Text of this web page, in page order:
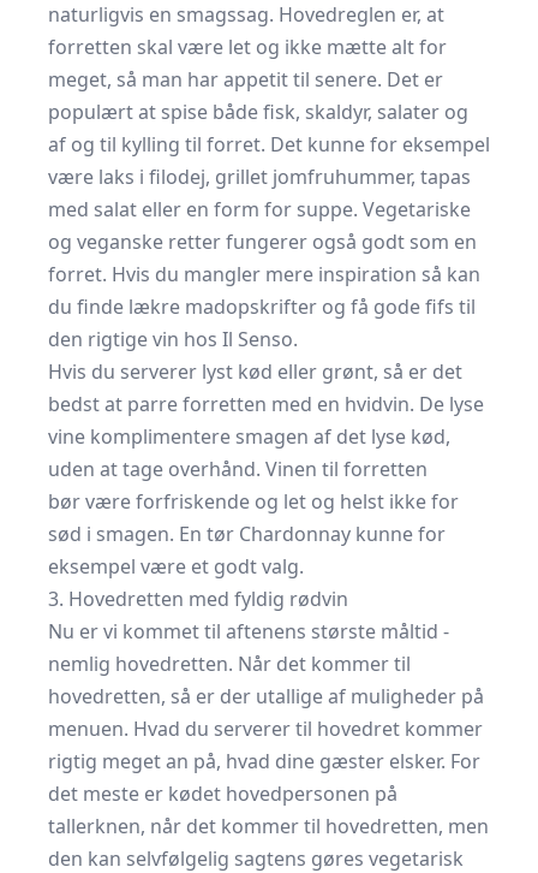
naturligvis en smagssag. Hovedreglen er, at
forretten skal være let og ikke mætte alt for
meget, så man har appetit til senere. Det er
populært at spise både fisk, skaldyr, salater og
af og til kylling til forret. Det kunne for eksempel
være laks i filodej, grillet jomfruhummer, tapas
med salat eller en form for suppe. Vegetariske
og veganske retter fungerer også godt som en
forret. Hvis du mangler mere inspiration så kan
du finde lækre madopskrifter og få gode fifs til
den rigtige vin hos Il Senso.
Hvis du serverer lyst kød eller grønt, så er det
bedst at parre forretten med en hvidvin. De lyse
vine komplimentere smagen af det lyse kød,
uden at tage overhånd. Vinen til forretten
bør være forfriskende og let og helst ikke for
sød i smagen. En tør Chardonnay kunne for
eksempel være et godt valg.
3. Hovedretten med fyldig rødvin
Nu er vi kommet til aftenens største måltid -
nemlig hovedretten. Når det kommer til
hovedretten, så er der utallige af muligheder på
menuen. Hvad du serverer til hovedret kommer
rigtig meget an på, hvad dine gæster elsker. For
det meste er kødet hovedpersonen på
tallerknen, når det kommer til hovedretten, men
den kan selvfølgelig sagtens gøres vegetarisk